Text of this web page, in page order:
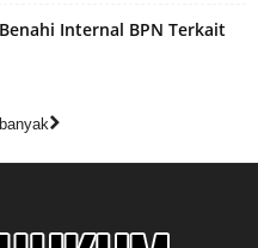
Internal BPN Terkait